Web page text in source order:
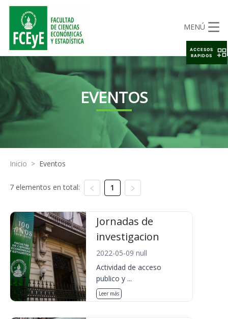
MENÚ
EVENTOS
Inicio > Eventos
7 elementos en total: 1
Jornadas de
investigacion
2022-05-09 null
Actividad de acceso
publico y ...
Leer más
ACCESOS
RAPIDOS